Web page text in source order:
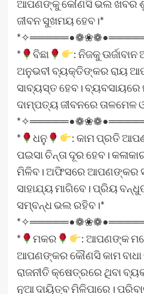
ଆପଣଙ୍କୁ କୌଣସି ଭଲ ଖବର
ଜୀବନ ସୁଖମୟ ହେବ।*
*
ବିଛା
: ନିଜକୁ
ଅନୁଭବୀ ବ୍ୟକ୍ତିଙ୍କର ରାୟ
ସାବ୍ୟସ୍ତ ହେବ।
ଦାମ୍ପତ୍ୟ ଜୀବନରେ ତାଳମେଳ
*
ଧନୁ
: କାମ ପ୍ରତି
ପଇସା ଚିନ୍ତା ଦୂର ହେବ।
ମିଳିବ। ଅଫିସରେ ଆପଣଙ୍କର
ସାହାଯ୍ୟ ମାଗିବେ। ପ୍ରିୟ
ସମ୍ବନ୍ଧ ଭଲ ରହିବ।*
*
ମକର
: ଆପଣଙ୍କ
ଆପଣଙ୍କର କୌଣସି କାମ ବାଧା
ରାଜନୀତି କ୍ଷେତ୍ରରେ ଥିବା
ନୂଆ ଦାୟିତ୍ବ ମିଳିପାରେ।